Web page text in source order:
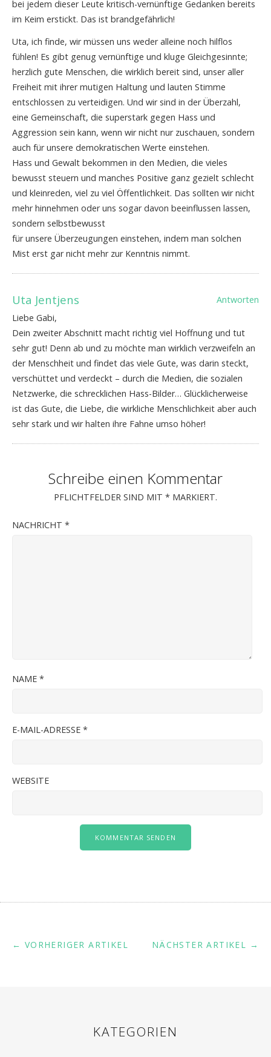
bei jedem dieser Leute kritisch-vernünftige Gedanken bereits
im Keim erstickt. Das ist brandgefährlich!
Uta, ich finde, wir müssen uns weder alleine noch hilflos
fühlen! Es gibt genug vernünftige und kluge Gleichgesinnte;
herzlich gute Menschen, die wirklich bereit sind, unser aller
Freiheit mit ihrer mutigen Haltung und lauten Stimme
entschlossen zu verteidigen. Und wir sind in der Überzahl,
eine Gemeinschaft, die superstark gegen Hass und
Aggression sein kann, wenn wir nicht nur zuschauen, sondern
auch für unsere demokratischen Werte einstehen.
Hass und Gewalt bekommen in den Medien, die vieles
bewusst steuern und manches Positive ganz gezielt schlecht
und kleinreden, viel zu viel Öffentlichkeit. Das sollten wir nicht
mehr hinnehmen oder uns sogar davon beeinflussen lassen,
sondern selbstbewusst
für unsere Überzeugungen einstehen, indem man solchen
Mist erst gar nicht mehr zur Kenntnis nimmt.
Uta Jentjens
Antworten
Liebe Gabi,
Dein zweiter Abschnitt macht richtig viel Hoffnung und tut
sehr gut! Denn ab und zu möchte man wirklich verzweifeln an
der Menschheit und findet das viele Gute, was darin steckt,
verschüttet und verdeckt – durch die Medien, die sozialen
Netzwerke, die schrecklichen Hass-Bilder… Glücklicherweise
ist das Gute, die Liebe, die wirkliche Menschlichkeit aber auch
sehr stark und wir halten ihre Fahne umso höher!
Schreibe einen Kommentar
PFLICHTFELDER SIND MIT * MARKIERT.
NACHRICHT *
NAME *
E-MAIL-ADRESSE *
WEBSITE
NÄCHSTER ARTIKEL →
← VORHERIGER ARTIKEL
KATEGORIEN